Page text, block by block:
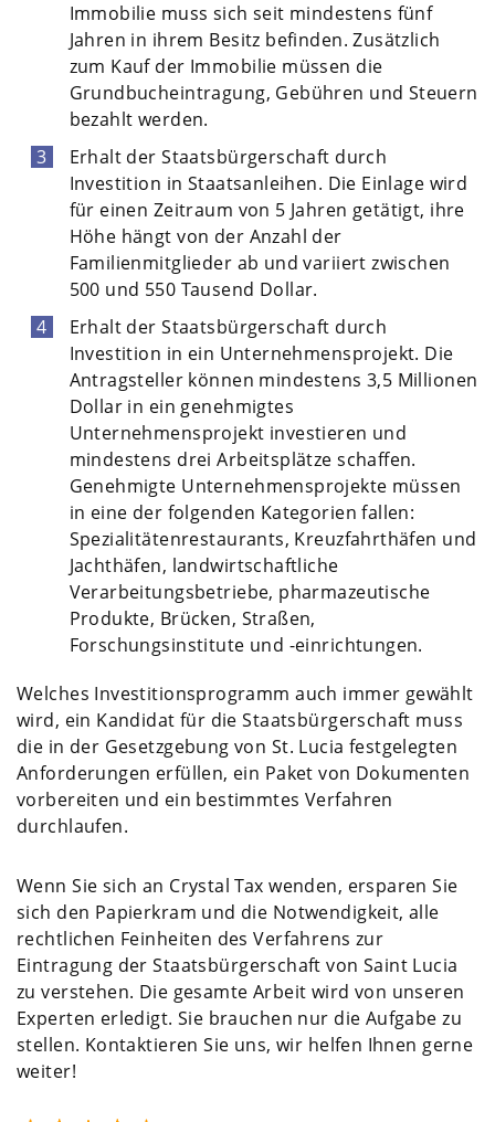
Immobilie muss sich seit mindestens fünf
Jahren in ihrem Besitz befinden. Zusätzlich
zum Kauf der Immobilie müssen die
Grundbucheintragung, Gebühren und Steuern
bezahlt werden.
Erhalt der Staatsbürgerschaft durch
Investition in Staatsanleihen. Die Einlage wird
für einen Zeitraum von 5 Jahren getätigt, ihre
Höhe hängt von der Anzahl der
Familienmitglieder ab und variiert zwischen
500 und 550 Tausend Dollar.
Erhalt der Staatsbürgerschaft durch
Investition in ein Unternehmensprojekt. Die
Antragsteller können mindestens 3,5 Millionen
Dollar in ein genehmigtes
Unternehmensprojekt investieren und
mindestens drei Arbeitsplätze schaffen.
Genehmigte Unternehmensprojekte müssen
in eine der folgenden Kategorien fallen:
Spezialitätenrestaurants, Kreuzfahrthäfen und
Jachthäfen, landwirtschaftliche
Verarbeitungsbetriebe, pharmazeutische
Produkte, Brücken, Straßen,
Forschungsinstitute und -einrichtungen.
Welches Investitionsprogramm auch immer gewählt
wird, ein Kandidat für die Staatsbürgerschaft muss
die in der Gesetzgebung von St. Lucia festgelegten
Anforderungen erfüllen, ein Paket von Dokumenten
vorbereiten und ein bestimmtes Verfahren
durchlaufen.
Wenn Sie sich an Crystal Tax wenden, ersparen Sie
sich den Papierkram und die Notwendigkeit, alle
rechtlichen Feinheiten des Verfahrens zur
Eintragung derStaatsbürgerschaft von Saint Lucia
zu verstehen. Die gesamte Arbeit wird von unseren
Experten erledigt. Sie brauchen nur die Aufgabe zu
stellen. Kontaktieren Sie uns, wir helfen Ihnen gerne
weiter!